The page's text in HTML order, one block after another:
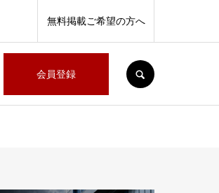
会員登録
無料掲載ご希望の方へ